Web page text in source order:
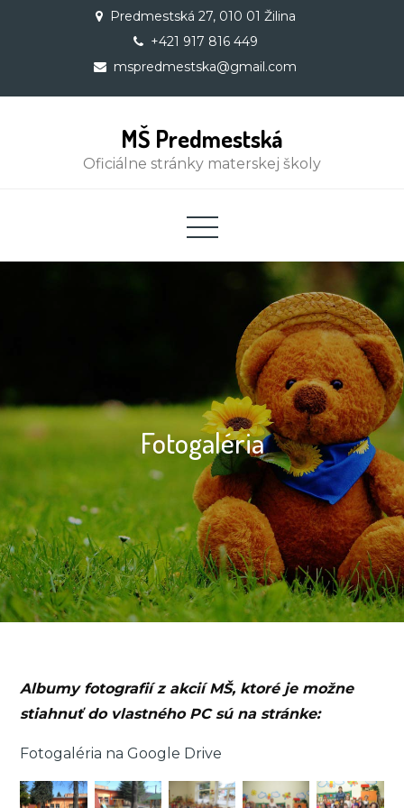
Predmestská 27, 010 01 Žilina
+421 917 816 449
mspredmestska@gmail.com
MŠ Predmestská
Oficiálne stránky materskej školy
Fotogaléria
Albumy fotografií z akcií MŠ, ktoré je možne
stiahnuť do vlastného PC sú na stránke:
Fotogaléria na Google Drive